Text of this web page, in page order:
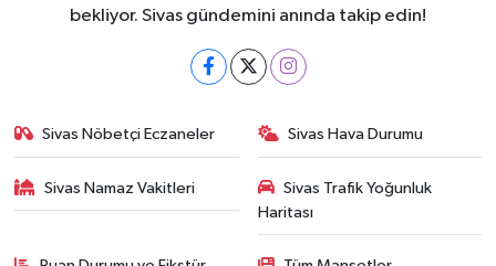
bekliyor. Sivas gündemini anında takip edin!
Sivas Nöbetçi Eczaneler Sivas Hava Durumu
Sivas Namaz Vakitleri
Sivas Trafik Yoğunluk
Haritası